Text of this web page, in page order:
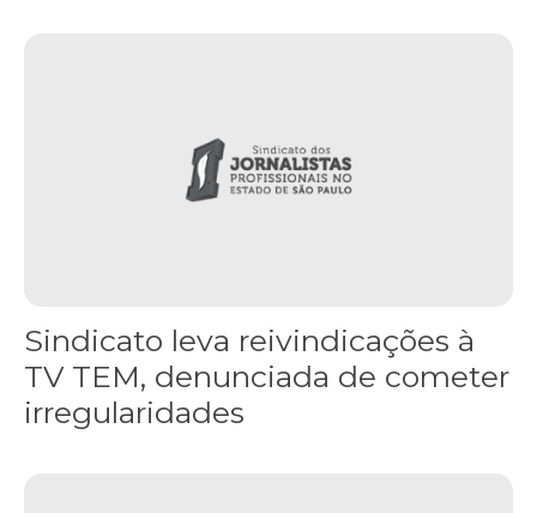
Sindicato leva reivindicações à
TV TEM, denunciada de cometer
irregularidades